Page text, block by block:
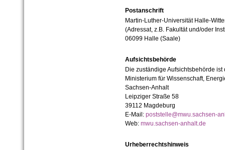
Postanschrift
Martin-Luther-Universität Halle-
(Adressat, z.B. Fakultät und/oder
06099 Halle (Saale)
Aufsichtsbehörde
Die zuständige Aufsichtsbehörde ist
Ministerium für Wissenschaft,
Sachsen-Anhalt
Leipziger Straße 58
39112 Magdeburg
E-Mail: poststelle@mwu.sachsen-
Web: mwu.sachsen-anhalt.de
Urheberrechtshinweis